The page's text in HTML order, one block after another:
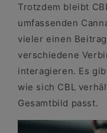
Trotzdem bleibt
umfassenden
vieler einen
verschiedene
interagieren. Es
wie sich CBL
Gesamtbild passt.